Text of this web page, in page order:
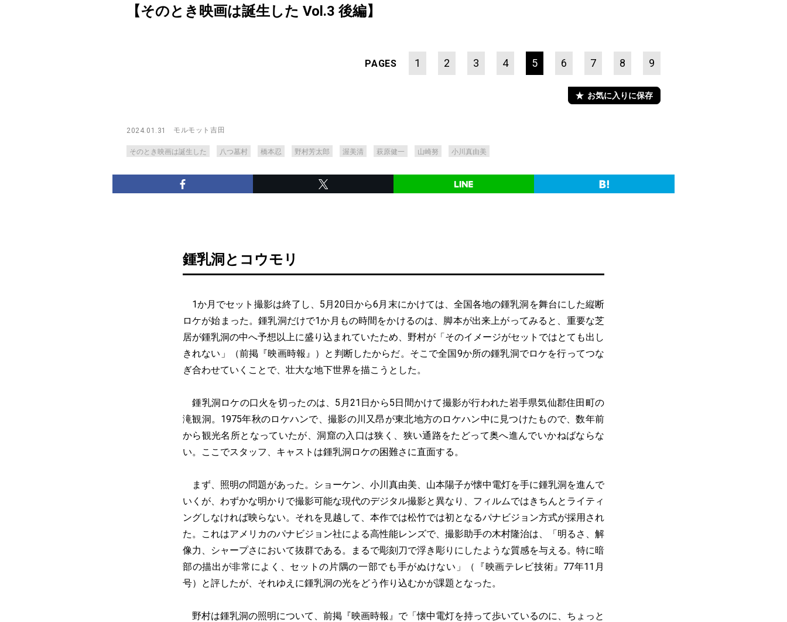
【そのとき映画は誕生した Vol.3 後編】
PAGES 1 2 3 4 5 6 7 8 9
お気に入りに保存
2024.01.31 モルモット吉田
そのとき映画は誕生した 八つ墓村 橋本忍 野村芳太郎 渥美清 萩原健一 山崎努 小川真由美
鍾乳洞とコウモリ
1か月でセット撮影は終了し、5月20日から6月末にかけては、全国各地の鍾乳洞を舞台にした縦断
ロケが始まった。鍾乳洞だけで1か月もの時間をかけるのは、脚本が出来上がってみると、重要な芝
居が鍾乳洞の中へ予想以上に盛り込まれていたため、野村が「そのイメージがセットではとても出し
きれない」（前掲『映画時報』）と判断したからだ。そこで全国9か所の鍾乳洞でロケを行ってつな
ぎ合わせていくことで、壮大な地下世界を描こうとした。
鍾乳洞ロケの口火を切ったのは、5月21日から5日間かけて撮影が行われた岩手県気仙郡住田町の
滝観洞。1975年秋のロケハンで、撮影の川又昂が東北地方のロケハン中に見つけたもので、数年前
から観光名所となっていたが、洞窟の入口は狭く、狭い通路をたどって奥へ進んでいかねばならな
い。ここでスタッフ、キャストは鍾乳洞ロケの困難さに直面する。
まず、照明の問題があった。ショーケン、小川真由美、山本陽子が懐中電灯を手に鍾乳洞を進んで
いくが、わずかな明かりで撮影可能な現代のデジタル撮影と異なり、フィルムではきちんとライティ
ングしなければ映らない。それを見越して、本作では松竹では初となるパナビジョン方式が採用され
た。これはアメリカのパナビジョン社による高性能レンズで、撮影助手の木村隆治は、「明るさ、解
像力、シャープさにおいて抜群である。まるで彫刻刀で浮き彫りにしたような質感を与える。特に暗
部の描出が非常によく、セットの片隅の一部でも手がぬけない」（『映画テレビ技術』77年11月
号）と評したが、それゆえに鍾乳洞の光をどう作り込むかが課題となった。
野村は鍾乳洞の照明について、前掲『映画時報』で「懐中電灯を持って歩いているのに、ちょっと